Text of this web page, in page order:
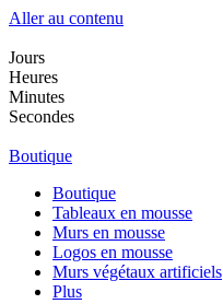
Aller au contenu
Jours
Heures
Minutes
Secondes
Boutique
Boutique
Tableaux en mousse
Murs en mousse
Logos en mousse
Murs végétaux artificiels
Plus